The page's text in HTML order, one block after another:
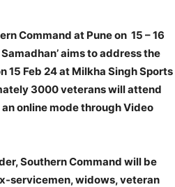
Command at Pune on 15 – 16
aims to address the
Feb 24 at Milkha Singh Sports
3000 veterans will attend
online mode through Video
Southern Command will be
servicemen, widows, veteran